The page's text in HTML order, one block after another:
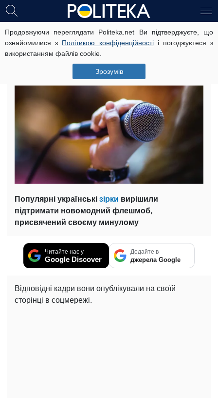
Продовжуючи переглядати Politeka.net Ви підтверджуєте, що
ознайомилися з Політикою конфіденційностіі погоджуєтеся з
використанням файлів cookie.
Зрозумів
Українські зірки поділилися своїми
знімками “до” і “після”: пампушка,
мачо і травесті-діва
Популярні українські зірки вирішили
підтримати новомодний флешмоб,
присвячений своєму минулому
Читайте нас у
Google Discover
Додайте в
джерела Google
Відповідні кадри вони опублікували на своїй
сторінці в соцмережі.